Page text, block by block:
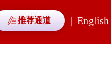
推荐通道 | English